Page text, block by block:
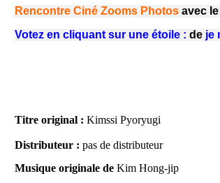
Rencontre Ciné Zooms Photos avec
Votez en cliquant sur une étoile :de je
Titre original : Kimssi Pyoryugi
Distributeur :pas de distributeur
Musique originalede Kim Hong-jip